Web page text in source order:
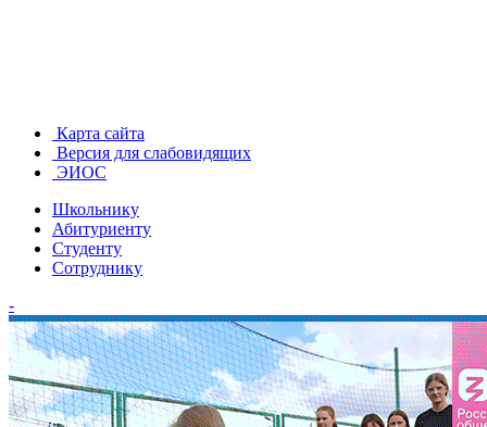
Карта сайта
Версия для слабовидящих
ЭИОС
Школьнику
Абитуриенту
Студенту
Сотруднику
-